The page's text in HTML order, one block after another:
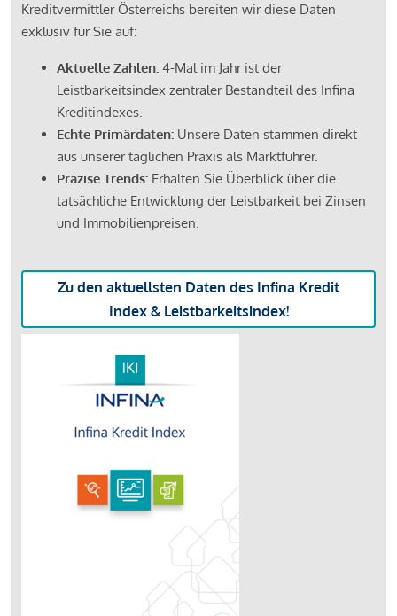
Kreditvermittler Österreichs bereiten wir diese Daten
exklusiv für Sie auf:
Aktuelle Zahlen: 4-Mal im Jahr ist der
Leistbarkeitsindex zentraler Bestandteil des Infina
Kreditindexes.
Echte Primärdaten: Unsere Daten stammen direkt
aus unserer täglichen Praxis als Marktführer.
Präzise Trends: Erhalten Sie Überblick über die
tatsächliche Entwicklung der Leistbarkeit bei Zinsen
und Immobilienpreisen.
Zu den aktuellsten Daten des Infina Kredit
Index & Leistbarkeitsindex!